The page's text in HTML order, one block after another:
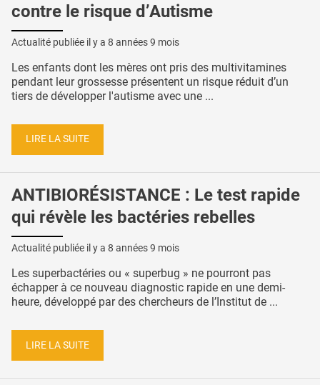
contre le risque d’Autisme
Actualité publiée il y a 8 années 9 mois
Les enfants dont les mères ont pris des multivitamines
pendant leur grossesse présentent un risque réduit d’un
tiers de développer l'autisme avec une ...
LIRE LA SUITE
ANTIBIORÉSISTANCE : Le test rapide
qui révèle les bactéries rebelles
Actualité publiée il y a 8 années 9 mois
Les superbactéries ou « superbug » ne pourront pas
échapper à ce nouveau diagnostic rapide en une demi-
heure, développé par des chercheurs de l’Institut de ...
LIRE LA SUITE